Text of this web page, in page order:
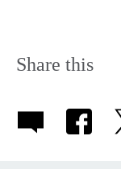
Share this